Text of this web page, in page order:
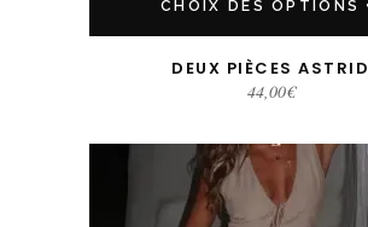
CHOIX DES OPTIONS
DEUX PIÈCES ASTRID
44,00€